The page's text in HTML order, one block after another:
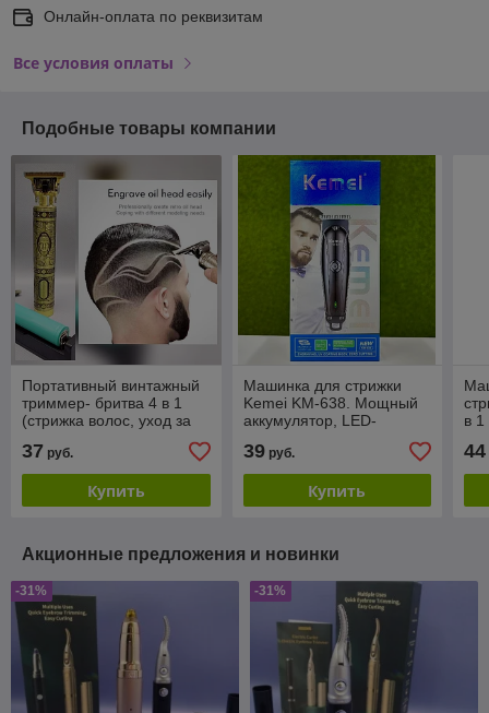
Онлайн-оплата по реквизитам
Все условия оплаты
Подобные товары компании
Портативный винтажный
триммер- бритва 4 в 1
(стрижка волос, уход за
tattoo) в стиле ANTI
37 руб.
Купить
Машинка для стрижки
Kemei KM-638. Мощный
аккумулятор, LED-
дисплей, разъём Type-C
для зарядки, 3 насадки
39руб.
Купить
в
44
Акционные предложения и новинки
-31% -31%